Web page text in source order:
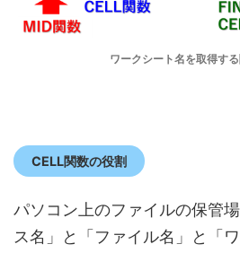
ワークシート名を取得す
CELL関数の役割
パソコン上のファイルの保管
ス名」と「ファイル名」と「